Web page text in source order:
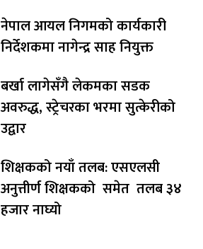
नेपाल आयल निगमको कार्यकारी
निर्देशकमा नागेन्द्र साह नियुक्त
बर्खा लागेसँगै लेकमका सडक
अवरुद्ध, स्ट्रेचरका भरमा सुत्केरीको
उद्वार
शिक्षकको नयाँ तलब: एसएलसी
अनुत्तीर्ण शिक्षकको समेत तलब ३४
हजार नाघ्यो